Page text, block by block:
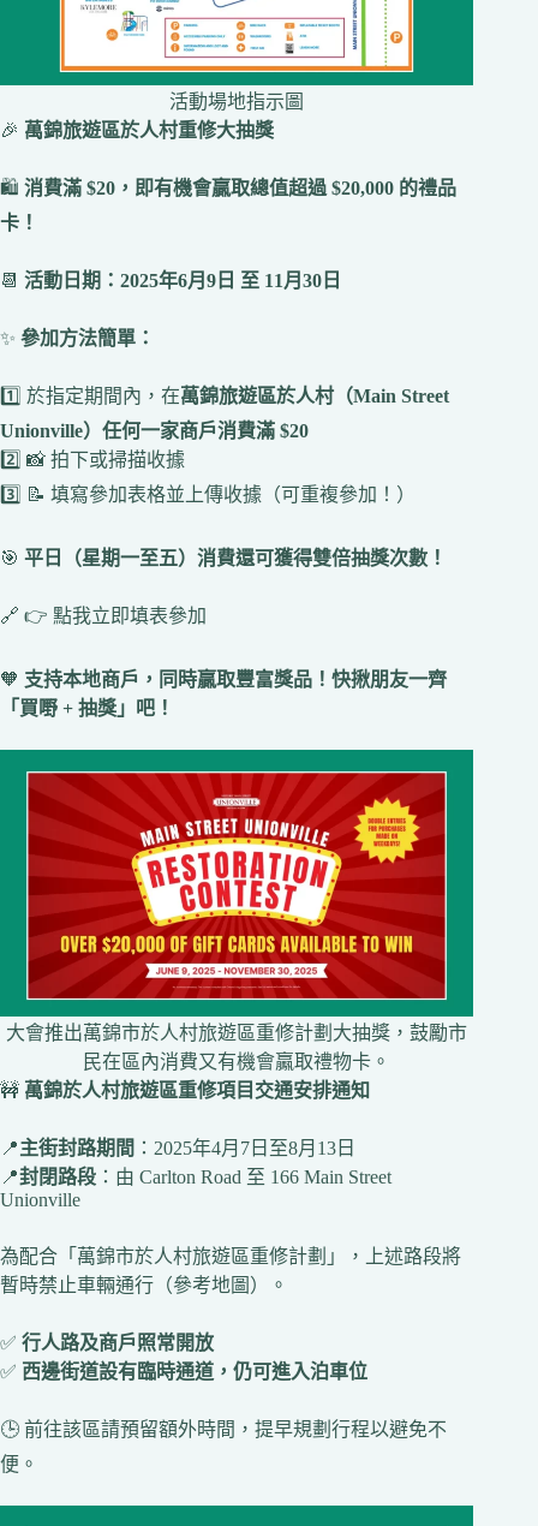
活動場地指示圖
🎉 萬錦旅遊區於人村重修大抽獎
🛍️ 消費滿 $20，即有機會贏取總值超過 $20,000 的禮品
卡！
📆 活動日期：2025年6月9日 至 11月30日
✨ 參加方法簡單：
1️⃣ 於指定期間內，在萬錦旅遊區於人村（Main Street
Unionville）任何一家商戶消費滿 $20
2️⃣ 📸 拍下或掃描收據
3️⃣ 📝 填寫參加表格並上傳收據（可重複參加！）
🎯 平日（星期一至五）消費還可獲得雙倍抽獎次數！
🔗 👉 點我立即填表參加
🧡 支持本地商戶，同時贏取豐富獎品！快揪朋友一齊
「買嘢 + 抽獎」吧！
大會推出萬錦市於人村旅遊區重修計劃大抽獎，鼓勵市
民在區內消費又有機會驘取禮物卡。
🚧 萬錦於人村旅遊區重修項目交通安排通知
📍主街封路期間 ：2025年4月7日至8月13日
📍封閉路段 ：由 Carlton Road 至 166 Main Street
Unionville
為配合「萬錦市於人村旅遊區重修計劃」，上述路段將
暫時禁止車輛通行（參考地圖）。
✅ 行人路及商戶照常開放
✅ 西邊街道設有臨時通道，仍可進入泊車位
🕒 前往該區請預留額外時間，提早規劃行程以避免不
便。